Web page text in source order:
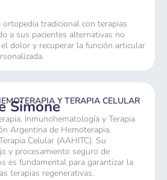
tradicional con terapias
a sus pacientes alternativas no
dolor y recuperar la función articular
Y TERAPIA CELULAR
Simone
Inmunohematología y Terapia
Argentina de Hemoterapia,
Celular (AAHITC). Su
y procesamiento seguro de
es fundamental para garantizar la
terapias regenerativas.